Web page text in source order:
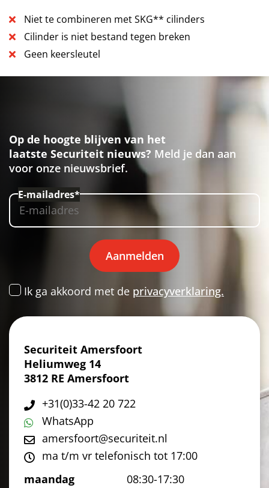
Niet te combineren met SKG** cilinders
Cilinder is niet bestand tegen breken
Geen keersleutel
Op de hoogte blijven van het
laatste Securiteit nieuws? Meld je dan aan
voor onze nieuwsbrief.
E-mailadres*
Aanmelden
Ik ga akkoord met de privacyverklaring.
Securiteit Amersfoort
Heliumweg 14
3812 RE Amersfoort
+31(0)33-42 20 722
WhatsApp
amersfoort@securiteit.nl
ma t/m vr telefonisch tot 17:00
maandag
08:30-17:30